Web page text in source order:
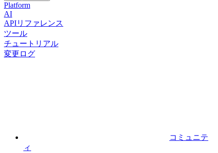
Platform
AI
APIリファレンス
ツール
チュートリアル
変更ログ
コミュニテ
ィ